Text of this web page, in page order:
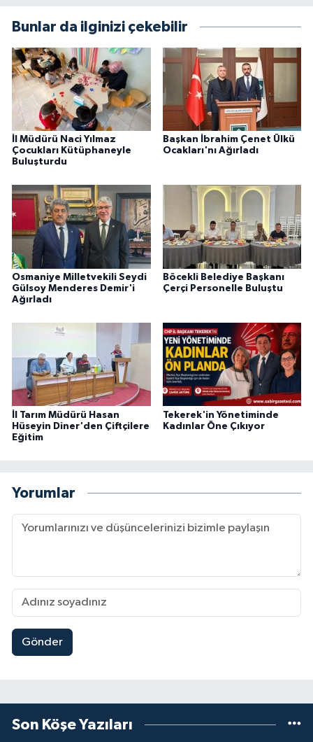
Bunlar da ilginizi çekebilir
İl Müdürü Naci Yılmaz
Çocukları Kütüphaneyle
Buluşturdu
Başkan İbrahim Çenet Ülkü
Ocakları'nı Ağırladı
Osmaniye Milletvekili Seydi
Gülsoy Menderes Demir'i
Ağırladı
Böcekli Belediye Başkanı
Çerçi Personelle Buluştu
İl Tarım Müdürü Hasan
Hüseyin Diner'den Çiftçilere
Eğitim
Tekerek'in Yönetiminde
Kadınlar Öne Çıkıyor
Yorumlar
Gönder
Son Köşe Yazıları